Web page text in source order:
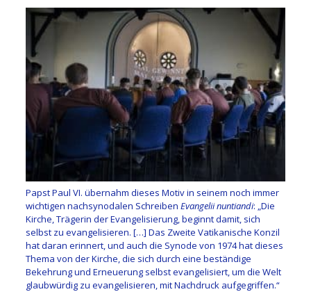
Papst Paul VI. übernahm dieses Motiv in seinem noch immer
wichtigen nachsynodalen Schreiben Evangelii nuntiandi: „Die
Kirche, Trägerin der Evangelisierung, beginnt damit, sich
selbst zu evangelisieren. […] Das Zweite Vatikanische Konzil
hat daran erinnert, und auch die Synode von 1974 hat dieses
Thema von der Kirche, die sich durch eine beständige
Bekehrung und Erneuerung selbst evangelisiert, um die Welt
glaubwürdig zu evangelisieren, mit Nachdruck aufgegriffen.“